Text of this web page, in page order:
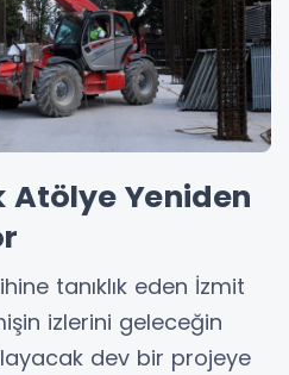
Atölye Yeniden
tanıklık eden İzmit
izlerini geleceğin
dev bir projeye